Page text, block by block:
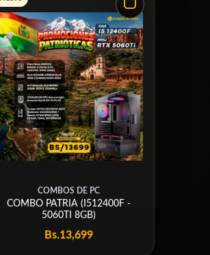
COMBOS DE PC
COMBO PATRIA (I512400F -
5060TI 8GB)
Bs.13,699